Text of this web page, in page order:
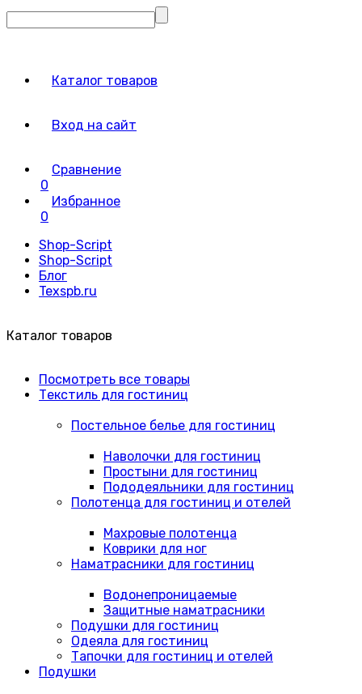
Каталог товаров
Вход на сайт
Сравнение
0
Избранное
0
Shop-Script
Shop-Script
Блог
Texspb.ru
Каталог товаров
Посмотреть все товары
Текстиль для гостиниц
Постельное белье для гостиниц
Наволочки для гостиниц
Простыни для гостиниц
Пододеяльники для гостиниц
Полотенца для гостиниц и отелей
Махровые полотенца
Коврики для ног
Наматрасники для гостиниц
Водонепроницаемые
Защитные наматрасники
Подушки для гостиниц
Одеяла для гостиниц
Тапочки для гостиниц и отелей
Подушки